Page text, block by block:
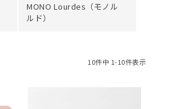
MONO Lourdes（モノル
ルド）
10件中 1-10件表示